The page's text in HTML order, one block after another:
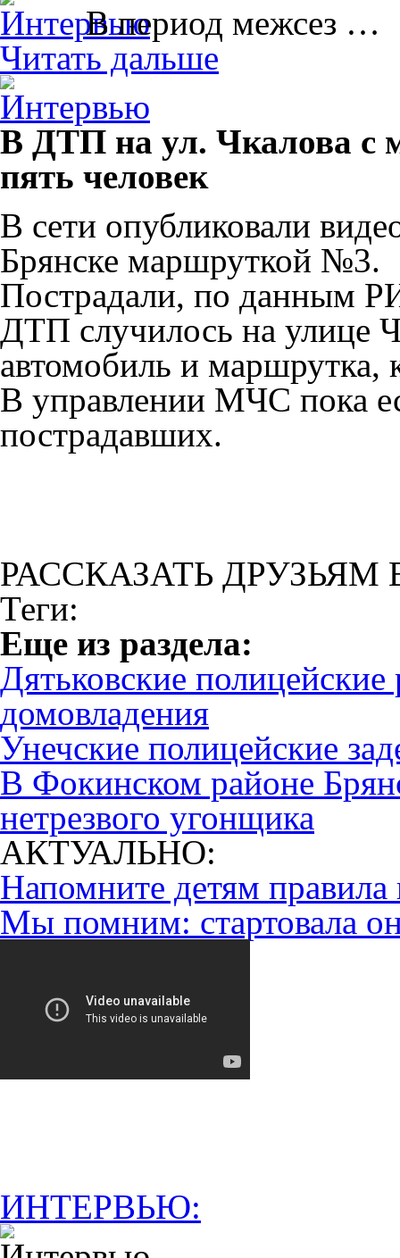
В период межсез …
Читать дальше
В ДТП на ул. Чкалова с
пять человек
В сети опубликовали
Брянске маршруткой №3.
Пострадали, по данным
ДТП случилось на улице
автомобиль и маршрутка,
В управлении МЧС пока
пострадавших.
РАССКАЗАТЬ ДРУЗЬЯМ
Теги:
Eще из раздела:
Дятьковские
домовладения
Унечские полицейские
В Фокинском районе
нетрезвого угонщика
АКТУАЛЬНО:
Напомните детям правила
Мы помним: стартовала
ИНТЕРВЬЮ: